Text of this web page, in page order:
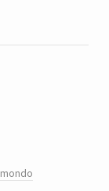
mondo